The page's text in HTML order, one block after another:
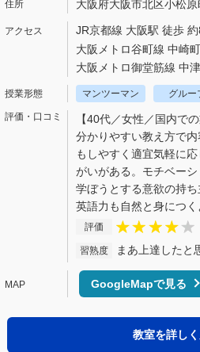
大阪府大阪市北区小松
JR京都線 大阪駅 徒歩
大阪メトロ谷町線 中崎
大阪メトロ御堂筋線 中
マンツーマン グルー
【40代／女性／国内で
分かりやすい教え方で
もしやすく適宜気軽に
がいがある。モチベーシ
学ぼうとする意欲の持
英語力も自然と身につく
評価
習熟度 まあ上達したと
GoogleMapで見る
教室を詳し